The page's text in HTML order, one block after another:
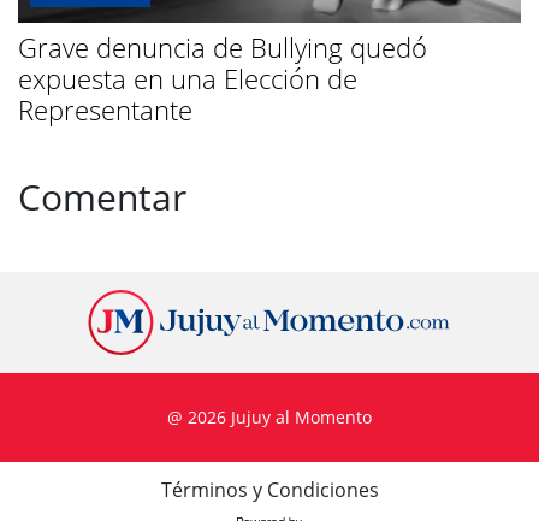
Grave denuncia de Bullying quedó
expuesta en una Elección de
Representante
Comentar
@ 2026 Jujuy al Momento
Términos y Condiciones